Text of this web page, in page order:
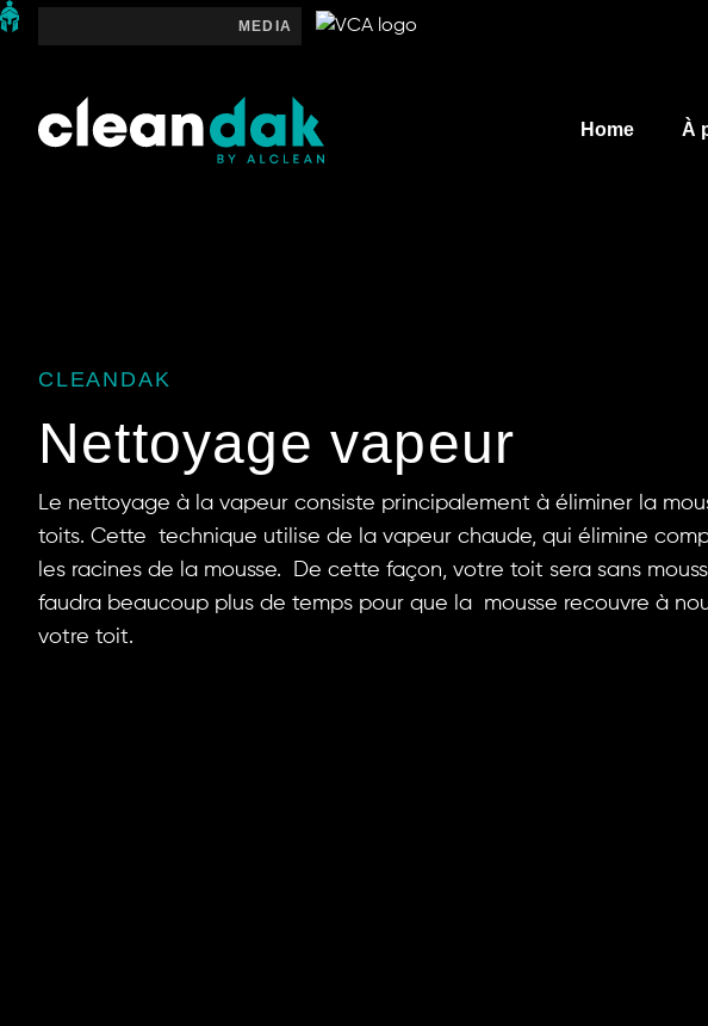
MEDIA
Home À
CLEANDAK
Nettoyage vapeur
Le nettoyage à la vapeur consiste principalement à éliminer la
toits. Cette technique utilise de la vapeur chaude, qui élimine
les racines de la mousse. De cette façon, votre toit sera sans
faudra beaucoup plus de temps pour que la mousse recouvre à
votre toit.
SLEEP